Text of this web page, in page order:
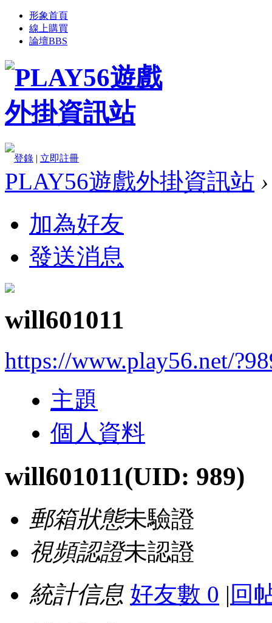
形象首頁
線上購買
論壇BBS
登錄 | 立即註冊
PLAY56遊戲外掛資訊站 ›
加為好友
發送消息
will601011
https://www.play56.net/
主題
個人資料
will601011(UID: 989)
郵箱狀態未驗證
視頻認證未認證
統計信息 好友數 0 | 回